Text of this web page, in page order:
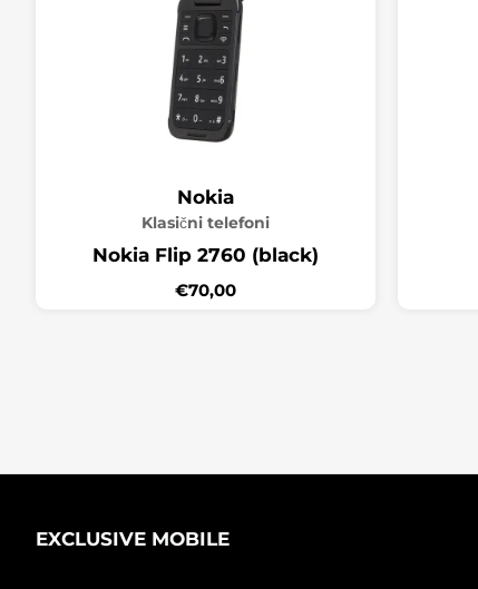
Nokia
Klasični telefoni
Nokia Flip 2760 (black)
€70,00
EXCLUSIVE MOBILE